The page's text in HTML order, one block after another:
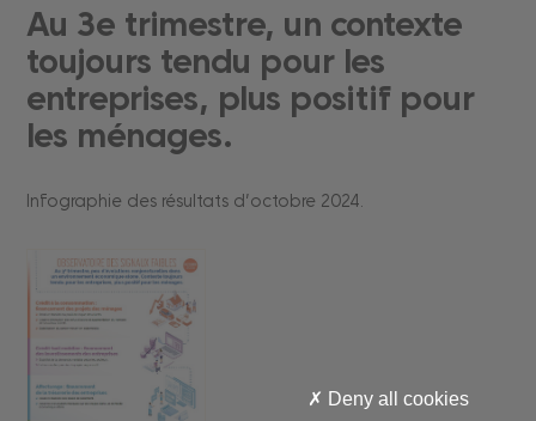
Au 3e trimestre, un contexte
toujours tendu pour les
entreprises, plus positif pour
les ménages.
Infographie des résultats d’octobre 2024.
Deny all cookies